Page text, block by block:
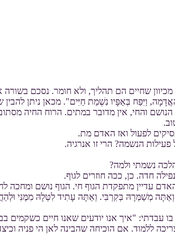
שחיים הם תהליך, ולא חומר. נסכם בשורה
וַיִּפַּח בְּאַפָּיו נִשְׁמַת חַיִּים". מכאן ניתן להבין
והחי, אין מדובר במתים. הרוח החיה
לפעול ואז האדם מת.
הנשמה? הרי זו אנרגיה.
נשמתי ולמה?
חדה. כן, ככה חוזרים לגוף.
עדיין מתפקדת הגוף חי. הגוף נושם ומחכה
בְּקִרְבִּי. וְאַתָּה עָתִיד לִטְּלָהּ מִמֶּנִּי
"איך אנו יודעים שאנו חיים כשקמים
אם הוכיחה שהבינה לאן הי פניה